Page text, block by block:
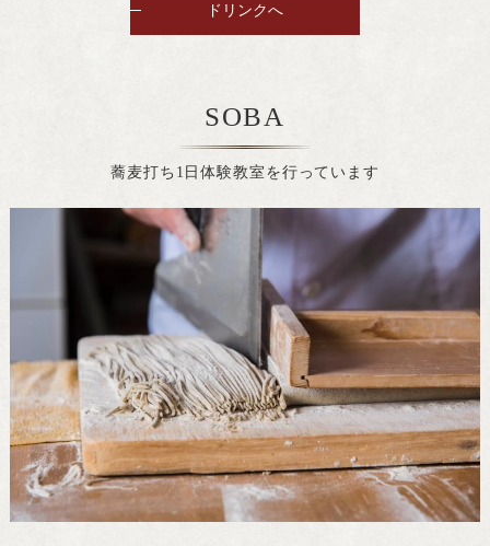
ドリンクへ
蕎麦打ち1日体験教室を行っています
SOBA